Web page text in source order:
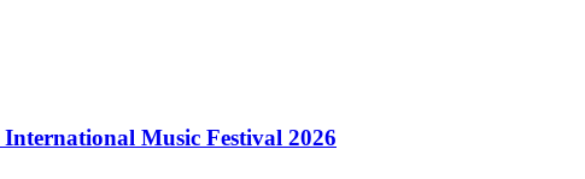
Music Festival 2026